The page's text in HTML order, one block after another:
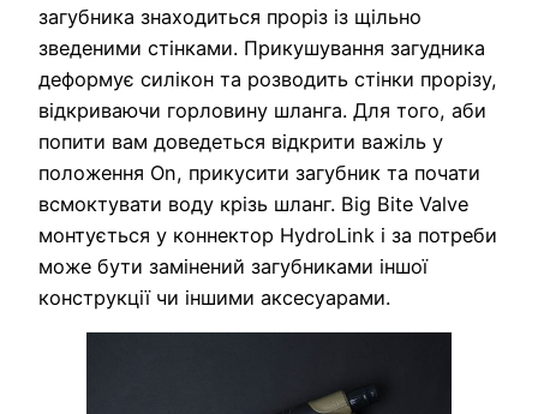
загубника знаходиться проріз із щільно
зведеними стінками. Прикушування загудника
деформує силікон та розводить стінки прорізу,
відкриваючи горловину шланга. Для того, аби
попити вам доведеться відкрити важіль у
положення On, прикусити загубник та почати
всмоктувати воду крізь шланг. Big Bite Valve
монтується у коннектор HydroLink і за потреби
може бути замінений загубниками іншої
конструкції чи іншими аксесуарами.